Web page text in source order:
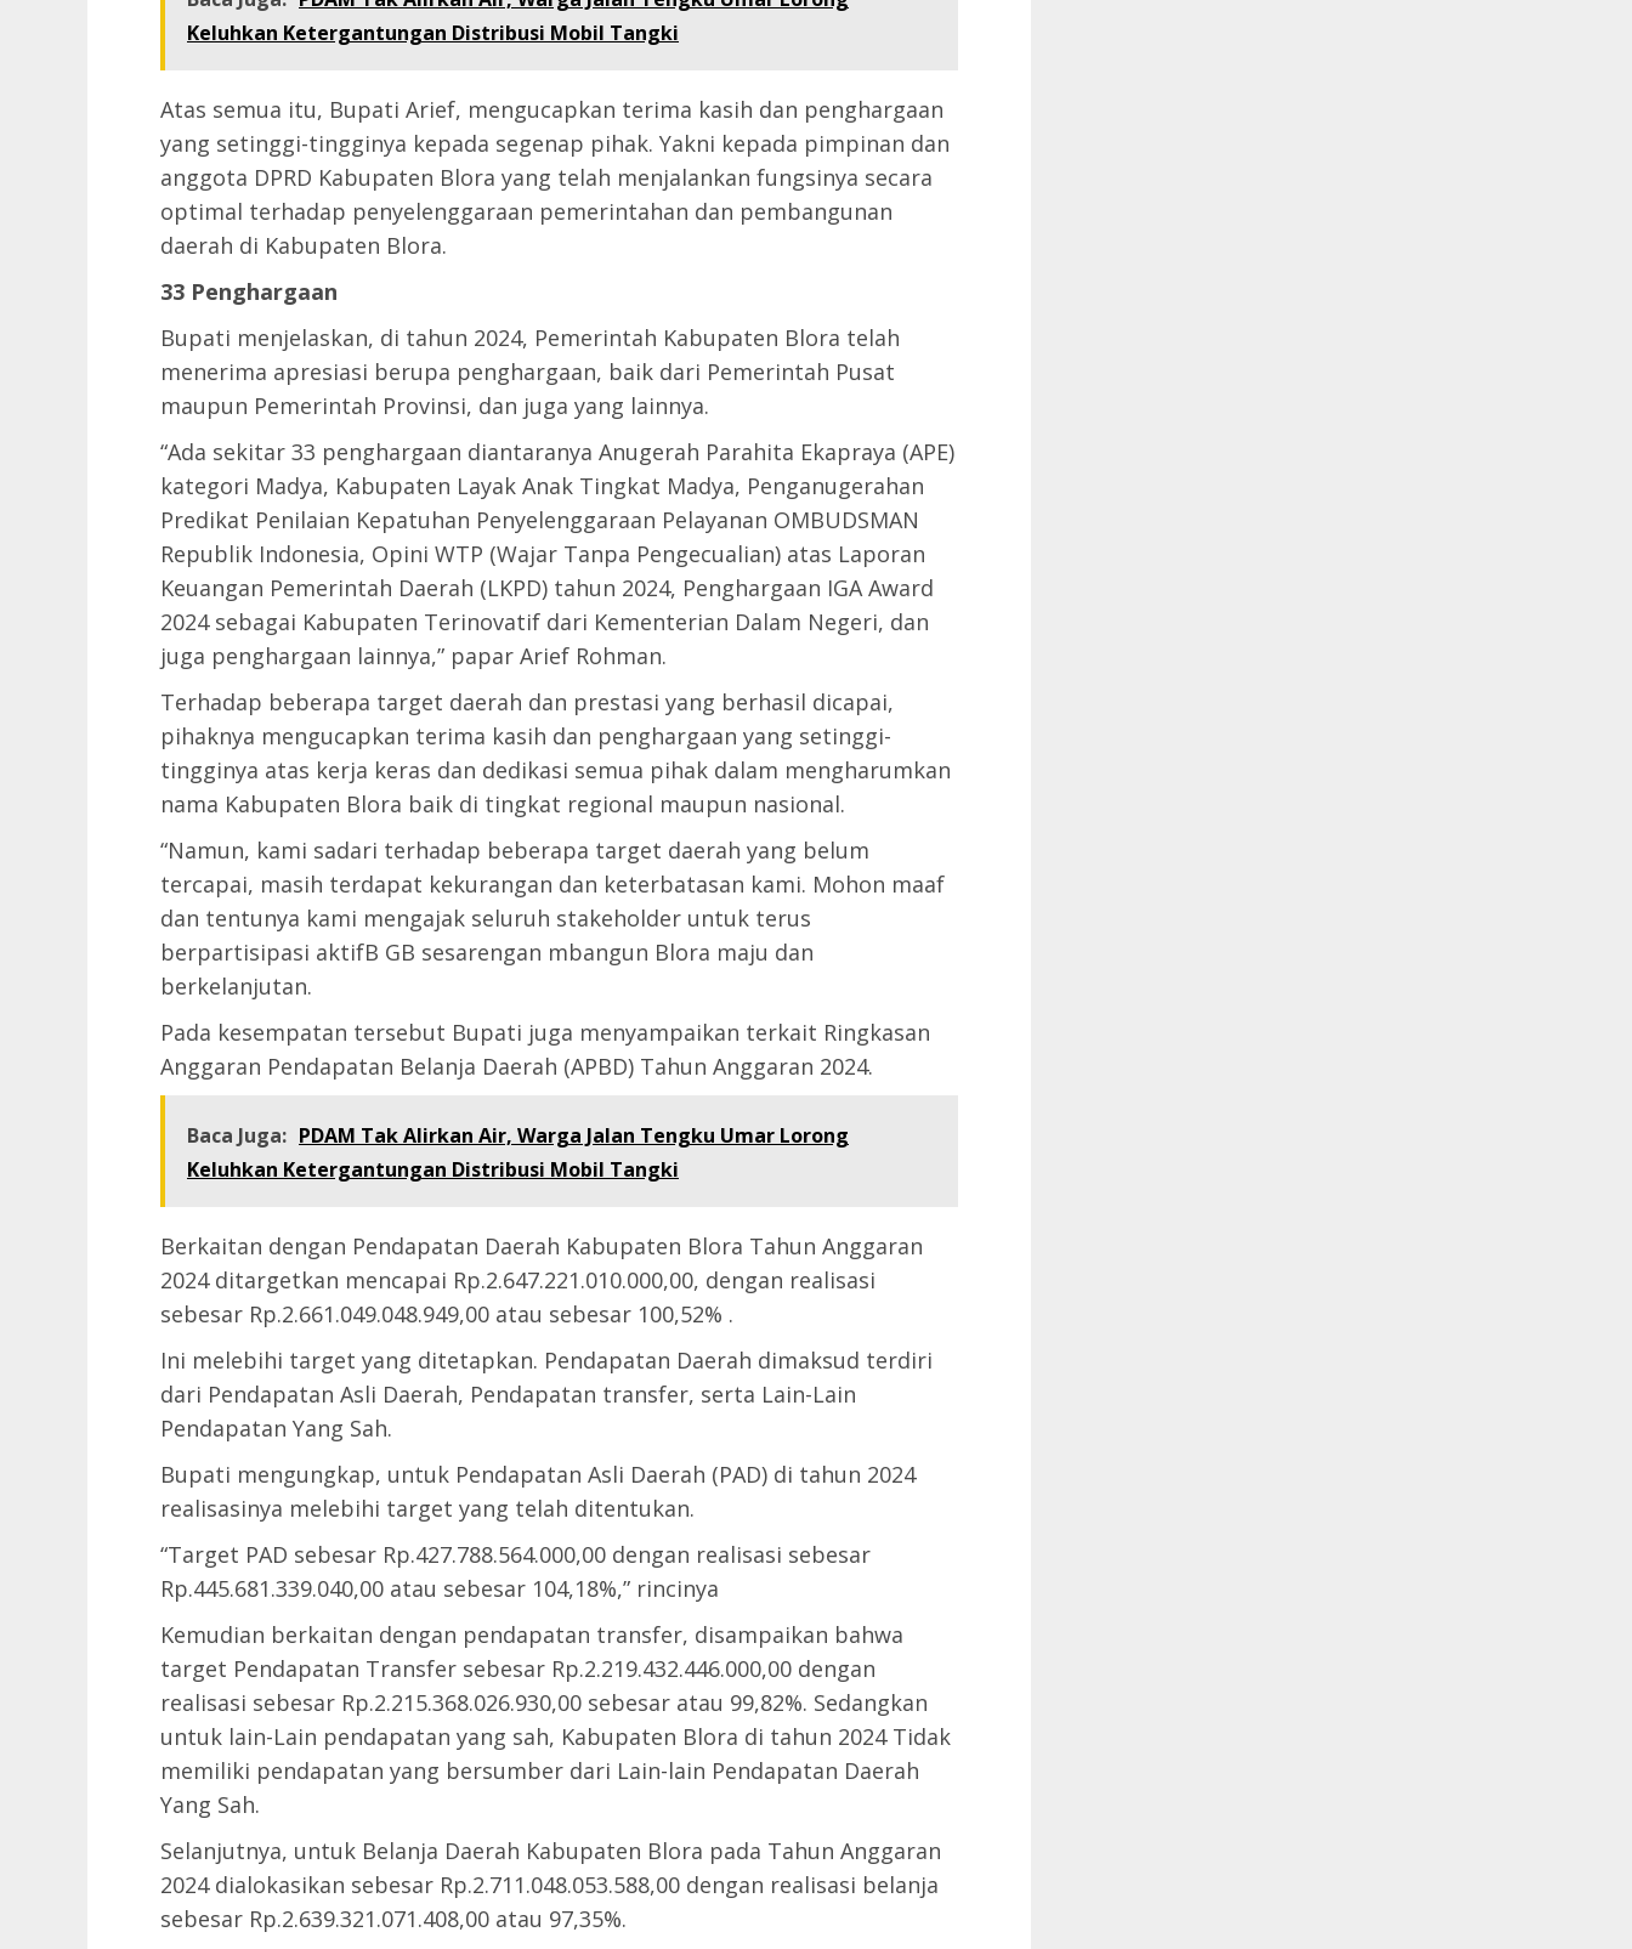
Keluhkan Ketergantungan Distribusi Mobil Tangki
Atas semua itu, Bupati Arief, mengucapkan terima kasih dan penghargaan
yang setinggi-tingginya kepada segenap pihak. Yakni kepada pimpinan dan
anggota DPRD Kabupaten Blora yang telah menjalankan fungsinya secara
optimal terhadap penyelenggaraan pemerintahan dan pembangunan
daerah di Kabupaten Blora.
33 Penghargaan
Bupati menjelaskan, di tahun 2024, Pemerintah Kabupaten Blora telah
menerima apresiasi berupa penghargaan, baik dari Pemerintah Pusat
maupun Pemerintah Provinsi, dan juga yang lainnya.
“Ada sekitar 33 penghargaan diantaranya Anugerah Parahita Ekapraya (APE)
kategori Madya, Kabupaten Layak Anak Tingkat Madya, Penganugerahan
Predikat Penilaian Kepatuhan Penyelenggaraan Pelayanan OMBUDSMAN
Republik Indonesia, Opini WTP (Wajar Tanpa Pengecualian) atas Laporan
Keuangan Pemerintah Daerah (LKPD) tahun 2024, Penghargaan IGA Award
2024 sebagai Kabupaten Terinovatif dari Kementerian Dalam Negeri, dan
juga penghargaan lainnya,” papar Arief Rohman.
Terhadap beberapa target daerah dan prestasi yang berhasil dicapai,
pihaknya mengucapkan terima kasih dan penghargaan yang setinggi-
tingginya atas kerja keras dan dedikasi semua pihak dalam mengharumkan
nama Kabupaten Blora baik di tingkat regional maupun nasional.
“Namun, kami sadari terhadap beberapa target daerah yang belum
tercapai, masih terdapat kekurangan dan keterbatasan kami. Mohon maaf
dan tentunya kami mengajak seluruh stakeholder untuk terus
berpartisipasi aktifB GB sesarengan mbangun Blora maju dan
berkelanjutan.
Pada kesempatan tersebut Bupati juga menyampaikan terkait Ringkasan
Anggaran Pendapatan Belanja Daerah (APBD) Tahun Anggaran 2024.
Baca Juga: PDAM Tak Alirkan Air, Warga Jalan Tengku Umar Lorong
Keluhkan Ketergantungan Distribusi Mobil Tangki
Berkaitan dengan Pendapatan Daerah Kabupaten Blora Tahun Anggaran
2024 ditargetkan mencapai Rp.2.647.221.010.000,00, dengan realisasi
sebesar Rp.2.661.049.048.949,00 atau sebesar 100,52% .
Ini melebihi target yang ditetapkan. Pendapatan Daerah dimaksud terdiri
dari Pendapatan Asli Daerah, Pendapatan transfer, serta Lain-Lain
Pendapatan Yang Sah.
Bupati mengungkap, untuk Pendapatan Asli Daerah (PAD) di tahun 2024
realisasinya melebihi target yang telah ditentukan.
“Target PAD sebesar Rp.427.788.564.000,00 dengan realisasi sebesar
Rp.445.681.339.040,00 atau sebesar 104,18%,” rincinya
Kemudian berkaitan dengan pendapatan transfer, disampaikan bahwa
target Pendapatan Transfer sebesar Rp.2.219.432.446.000,00 dengan
realisasi sebesar Rp.2.215.368.026.930,00 sebesar atau 99,82%. Sedangkan
untuk lain-Lain pendapatan yang sah, Kabupaten Blora di tahun 2024 Tidak
memiliki pendapatan yang bersumber dari Lain-lain Pendapatan Daerah
Yang Sah.
Selanjutnya, untuk Belanja Daerah Kabupaten Blora pada Tahun Anggaran
2024 dialokasikan sebesar Rp.2.711.048.053.588,00 dengan realisasi belanja
sebesar Rp.2.639.321.071.408,00 atau 97,35%.